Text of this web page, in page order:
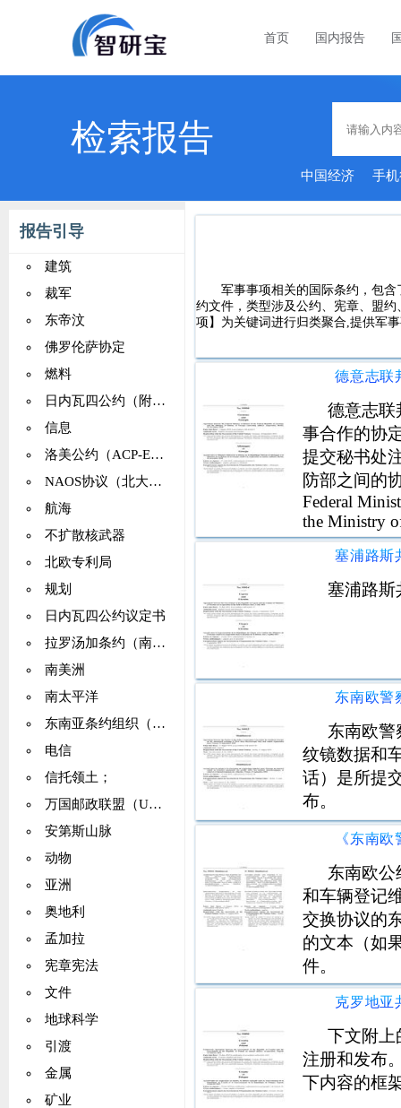
首页 国内报告
检索报告
中国经济 手
报告引导
建筑
裁军
东帝汶
佛罗伦萨协定
燃料
日内瓦四公约（附议定书）
信息
洛美公约（ACP-EEC公约）
NAOS协议（北大西洋站）
航海
不扩散核武器
北欧专利局
规划
日内瓦四公约议定书
拉罗汤加条约（南太平洋无核区）
南美洲
南太平洋
东南亚条约组织（SEATO）
电信
信托领土；
万国邮政联盟（UPU）
安第斯山脉
动物
亚洲
奥地利
孟加拉
宪章宪法
文件
地球科学
引渡
金属
矿业
军事事项相关的国际条约，包含
约文件，类型涉及公约、宪章、盟
项】为关键词进行归类聚合,提供军
德意志联
事合作的协
提交秘书处
防部之间的
Federal
the Ministry
塞浦路斯
东南欧
纹镜数据和
话）是所提
布。
东南欧公
和车辆登记
交换协议的
的文本（如
件。
下文附上
注册和发布
下内容的框